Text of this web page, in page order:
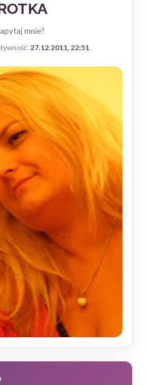
mnie?
27.12.2011, 22:51